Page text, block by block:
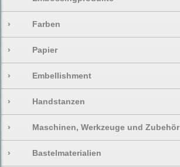
› Farben
› Papier
› Embellishment
› Handstanzen
› Maschinen, Werkzeuge und Zubehör
› Bastelmaterialien